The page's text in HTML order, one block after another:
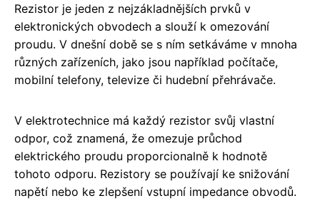
Rezistor je jeden z nejzákladnějších prvků v
elektronických obvodech a slouží k omezování
proudu. V dnešní době se s ním setkáváme v mnoha
různých zařízeních, jako jsou například počítače,
mobilní telefony, televize či hudební přehrávače.
V elektrotechnice má každý rezistor svůj vlastní
odpor, což znamená, že omezuje průchod
elektrického proudu proporcionalně k hodnotě
tohoto odporu. Rezistory se používají ke snižování
napětí nebo ke zlepšení vstupní impedance obvodů.